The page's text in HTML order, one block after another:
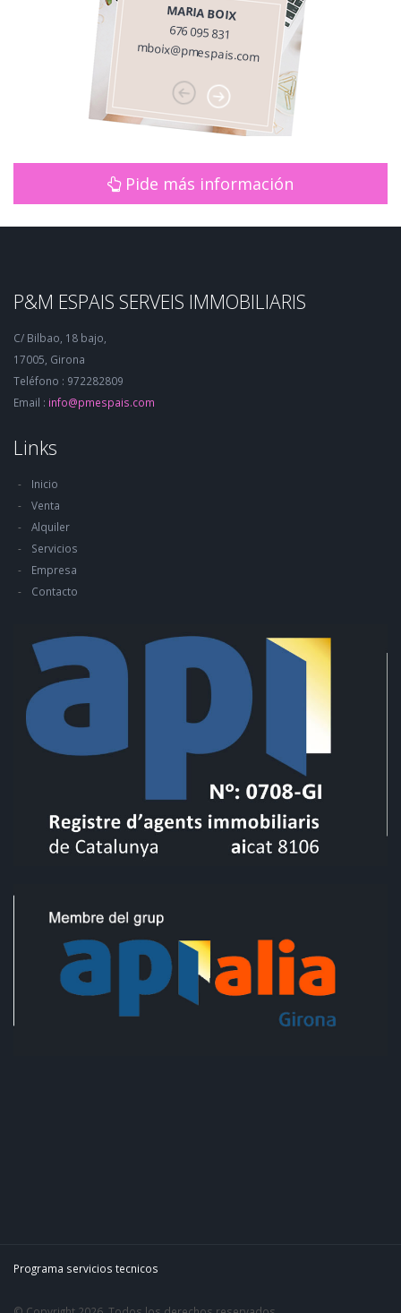
MARIA BOIX
676 095 831
mboix@pmespais.com
Pide más información
P&M ESPAIS SERVEIS IMMOBILIARIS
C/ Bilbao, 18 bajo,
17005, Girona
Teléfono : 972282809
Email : info@pmespais.com
Links
Inicio
Venta
Alquiler
Servicios
Empresa
Contacto
Programa servicios tecnicos